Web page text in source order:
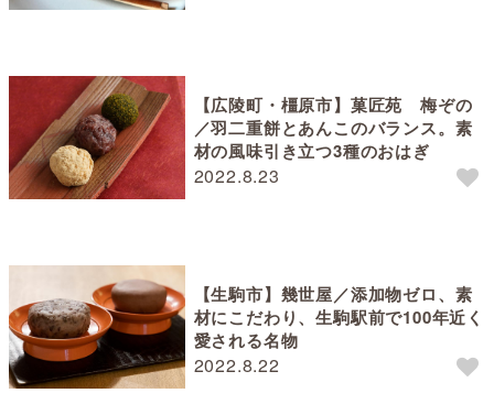
2022.8.23
【広陵町・橿原市】菓匠苑 梅ぞの
／羽二重餅とあんこのバランス。素
材の風味引き立つ3種のおはぎ
2022.8.22
【生駒市】幾世屋／添加物ゼロ、素
材にこだわり、生駒駅前で100年近く
愛される名物